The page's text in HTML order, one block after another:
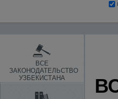
ВСЕ
ЗАКОНОДАТЕЛЬСТВО
УЗБЕКИСТАНА